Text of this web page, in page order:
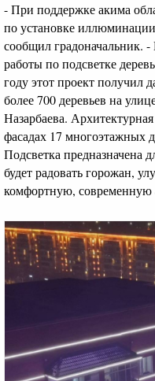
- При поддержке акима
по установке
сообщил градоначальник.
работы по подсветке
году этот проект получил
более 700 деревьев на
Назарбаева.
фасадах 17 многоэтажных
Подсветка предназначена
будет радовать горожан,
комфортную, современную